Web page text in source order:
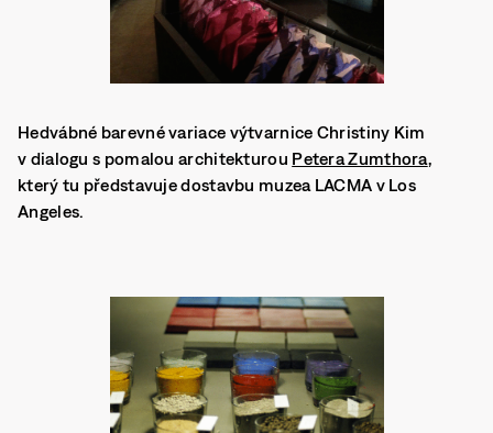
Hedvábné barevné variace výtvarnice Christiny Kim
v dialogu s pomalou architekturou Petera Zumthora,
který tu představuje dostavbu muzea LACMA v Los
Angeles.